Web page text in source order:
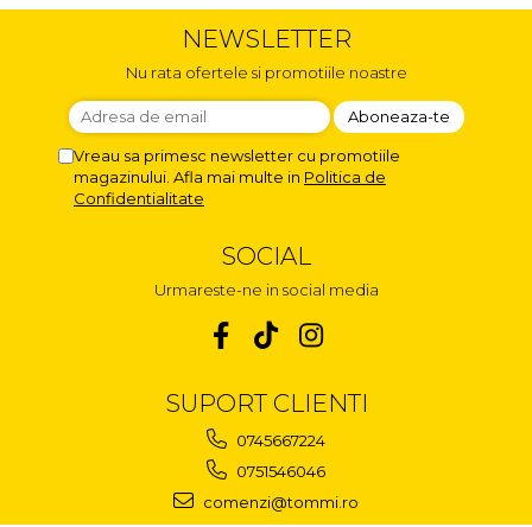
NEWSLETTER
Nu rata ofertele si promotiile noastre
Vreau sa primesc newsletter cu promotiile
magazinului. Afla mai multe in Politica de
Confidentialitate
SOCIAL
Urmareste-ne in social media
SUPORT CLIENTI
0745667224
0751546046
comenzi@tommi.ro